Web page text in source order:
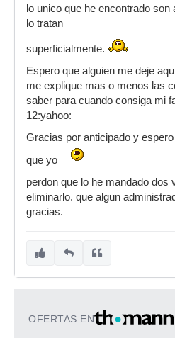
lo unico que he encontrado
lo tratan
superficialmente.
Espero que alguien me deje
me explique mas o menos las
saber para cuando consiga mi
12:yahoo:
Gracias por anticipado y
que yo
perdon que lo he mandado dos
eliminarlo. que algun
gracias.
OFERTAS EN